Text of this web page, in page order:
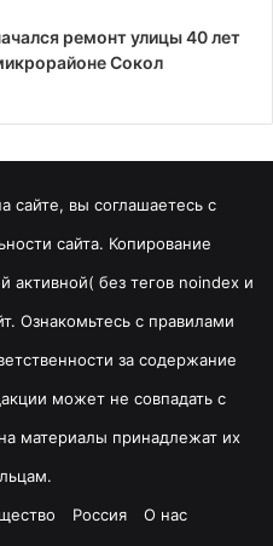
ремонт улицы 40 лет
Сокол
вы соглашаетесь с
сайта. Копирование
активной( без тегов noindex и
Ознакомьтесь с правилами
за содержание
может не совпадать с
материалы принадлежат их
Россия О нас